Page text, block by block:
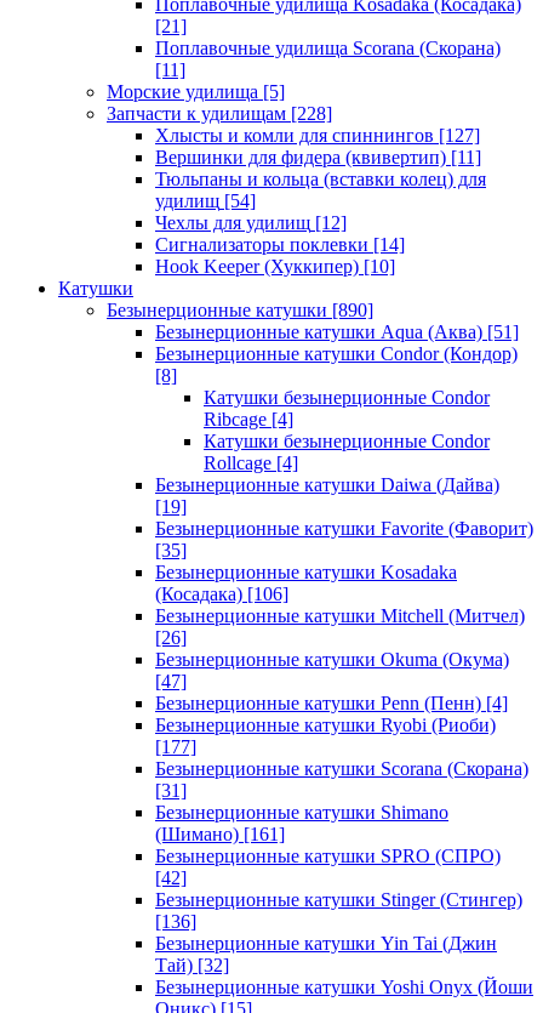
Поплавочные удилища Kosadaka (Косадака)
[21]
Поплавочные удилища Scorana (Скорана)
[11]
Морские удилища [5]
Запчасти к удилищам [228]
Хлысты и комли для спиннингов [127]
Вершинки для фидера (квивертип) [11]
Тюльпаны и кольца (вставки колец) для
удилищ [54]
Чехлы для удилищ [12]
Сигнализаторы поклевки [14]
Hook Keeper (Хуккипер) [10]
Катушки
Безынерционные катушки [890]
Безынерционные катушки Aqua (Аква) [51]
Безынерционные катушки Condor (Кондор)
[8]
Катушки безынерционные Condor
Ribcage [4]
Катушки безынерционные Condor
Rollcage [4]
Безынерционные катушки Daiwa (Дайва)
[19]
Безынерционные катушки Favorite (Фаворит)
[35]
Безынерционные катушки Kosadaka
(Косадака) [106]
Безынерционные катушки Mitchell (Митчел)
[26]
Безынерционные катушки Okuma (Окума)
[47]
Безынерционные катушки Penn (Пенн) [4]
Безынерционные катушки Ryobi (Риоби)
[177]
Безынерционные катушки Scorana (Скорана)
[31]
Безынерционные катушки Shimano
(Шимано) [161]
Безынерционные катушки SPRO (СПРО)
[42]
Безынерционные катушки Stinger (Стингер)
[136]
Безынерционные катушки Yin Tai (Джин
Тай) [32]
Безынерционные катушки Yoshi Onyx (Йоши